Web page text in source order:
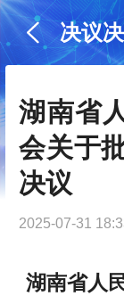
决议
湖南省
会关于
决议
2025-07-31
湖南省人